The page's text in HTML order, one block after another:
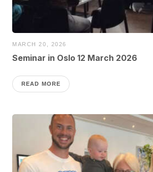
MARCH 20, 2026
Seminar in Oslo 12 March 2026
READ MORE